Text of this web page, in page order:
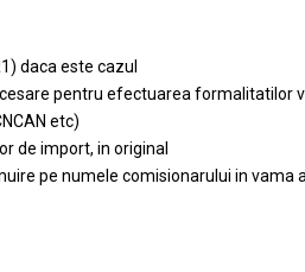
daca este cazul
pentru efectuarea
etc)
de import, in original
pe numele comisionarului in vama